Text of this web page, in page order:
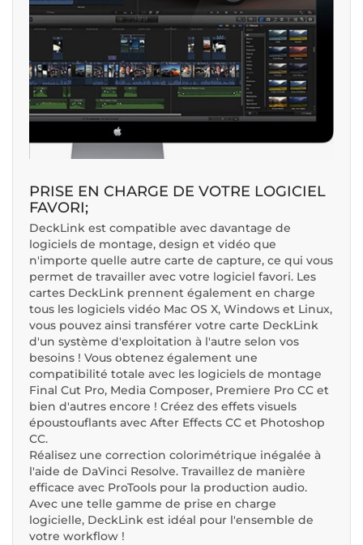
PRISE EN CHARGE DE VOTRE LOGICIEL
FAVORI;
DeckLink est compatible avec davantage de
logiciels de montage, design et vidéo que
n'importe quelle autre carte de capture, ce qui vous
permet de travailler avec votre logiciel favori. Les
cartes DeckLink prennent également en charge
tous les logiciels vidéo Mac OS X, Windows et Linux,
vous pouvez ainsi transférer votre carte DeckLink
d'un système d'exploitation à l'autre selon vos
besoins ! Vous obtenez également une
compatibilité totale avec les logiciels de montage
Final Cut Pro, Media Composer, Premiere Pro CC et
bien d'autres encore ! Créez des effets visuels
époustouflants avec After Effects CC et Photoshop
CC.
Réalisez une correction colorimétrique inégalée à
l'aide de DaVinci Resolve. Travaillez de manière
efficace avec ProTools pour la production audio.
Avec une telle gamme de prise en charge
logicielle, DeckLink est idéal pour l'ensemble de
votre workflow !